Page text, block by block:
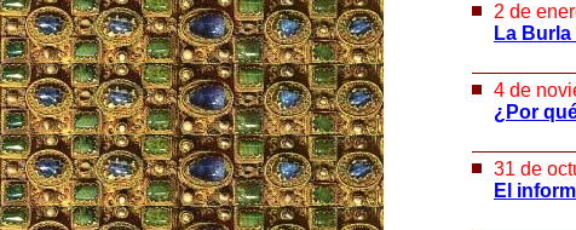
2 de
La
4 de
¿Por
31 de
El